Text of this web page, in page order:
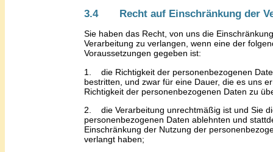
3.4 Recht auf Einschränkung der
Sie haben das Recht, von uns die
Verarbeitung zu verlangen, wenn eine der
Voraussetzungen gegeben ist:
1. die Richtigkeit der personenbezogenen
bestritten, und zwar für eine Dauer, die es uns
Richtigkeit der personenbezogenen Daten zu
2. die Verarbeitung unrechtmäßig ist und Sie
personenbezogenen Daten ablehnten und
Einschränkung der Nutzung der
verlangt haben;